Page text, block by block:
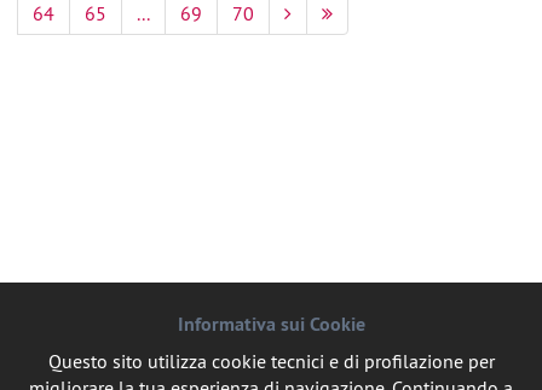
64
65 ... 69 70
Informativa sui Cookie
Questo sito utilizza cookie tecnici e di profilazione per